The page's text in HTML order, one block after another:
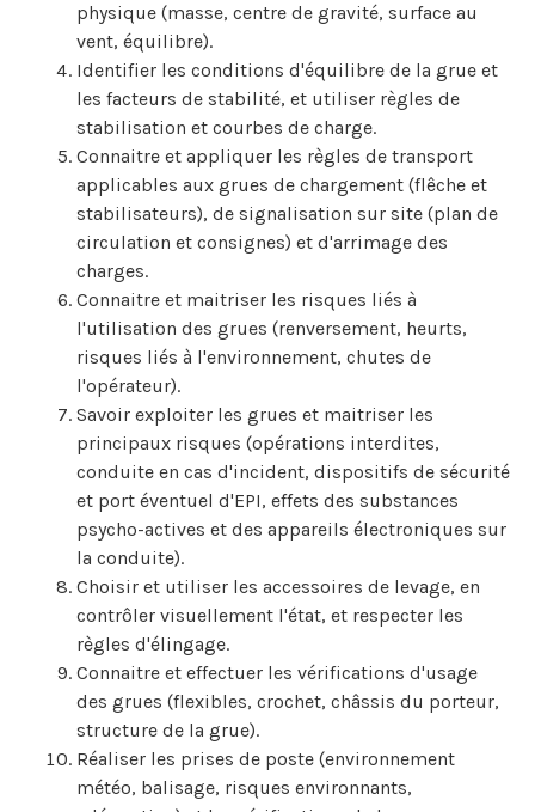
physique (masse, centre de gravité, surface au
vent, équilibre).
Identifier les conditions d'équilibre de la grue et
les facteurs de stabilité, et utiliser règles de
stabilisation et courbes de charge.
Connaitre et appliquer les règles de transport
applicables aux grues de chargement (flêche et
stabilisateurs), de signalisation sur site (plan de
circulation et consignes) et d'arrimage des
charges.
Connaitre et maitriser les risques liés à
l'utilisation des grues (renversement, heurts,
risques liés à l'environnement, chutes de
l'opérateur).
Savoir exploiter les grues et maitriser les
principaux risques (opérations interdites,
conduite en cas d'incident, dispositifs de sécurité
et port éventuel d'EPI, effets des substances
psycho-actives et des appareils électroniques sur
la conduite).
Choisir et utiliser les accessoires de levage, en
contrôler visuellement l'état, et respecter les
règles d'élingage.
Connaitre et effectuer les vérifications d'usage
des grues (flexibles, crochet, châssis du porteur,
structure de la grue).
Réaliser les prises de poste (environnement
météo, balisage, risques environnants,